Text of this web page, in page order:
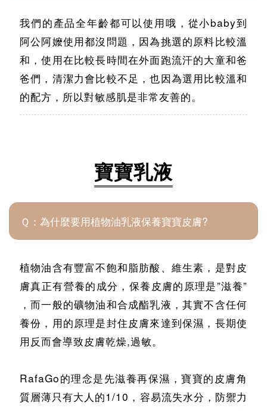
我們的產品全年齡都可以使用哦，從小baby到
阿公阿嬤使用都沒問題，因為挑選的原料比較溫
和，使用在比較長時間在外面跑流汗的大童和爸
爸們，清潔力會比較不足，也因為選用比較溫和
的配方，所以對敏感肌是非常友善的。
寶寶乳液
Ｑ：為什麼要用植物油乳液保養寶寶皮膚?
植物油含有豐富不飽和脂肪酸、維生素，是對皮
膚真正有營養的成分，保養皮膚的原理是”滋養”
，而一般的礦物油和合成酯乳液，其實不含任何
養份，用的原理是封住皮膚來達到保濕，長期使
用反而會導致皮膚乾燥,過敏。
RafaGo的理念是先滋養再保濕，寶寶的皮膚角
質層薄只有大人的1/10，容易流失水分，防禦力